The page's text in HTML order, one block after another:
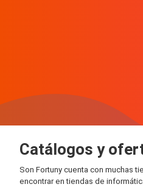
Catálogos y
Son Fortuny cuenta con muchas
encontrar en tiendas de